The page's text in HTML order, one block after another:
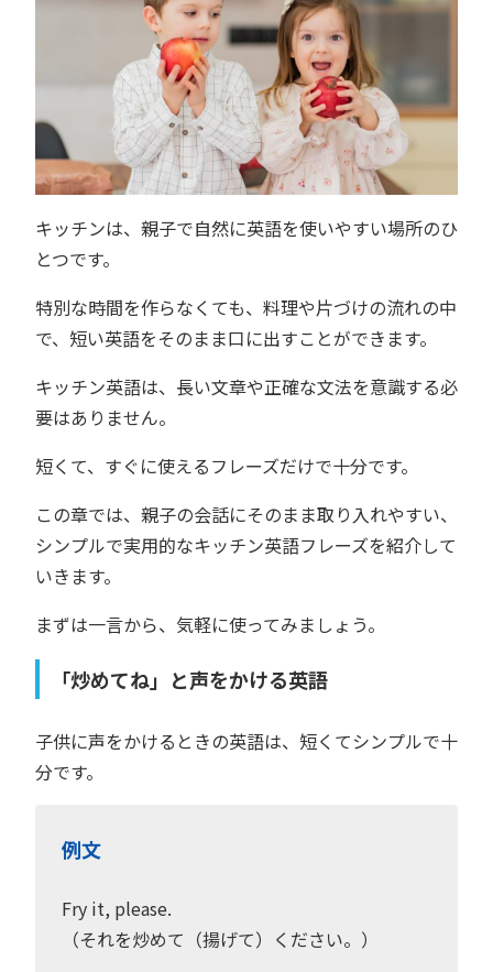
キッチンは、親子で自然に英語を使いやすい場所のひ
とつです。
特別な時間を作らなくても、料理や片づけの流れの中
で、短い英語をそのまま口に出すことができます。
キッチン英語は、長い文章や正確な文法を意識する必
要はありません。
短くて、すぐに使えるフレーズだけで十分です。
この章では、親子の会話にそのまま取り入れやすい、
シンプルで実用的なキッチン英語フレーズを紹介して
いきます。
まずは一言から、気軽に使ってみましょう。
「炒めてね」と声をかける英語
子供に声をかけるときの英語は、短くてシンプルで十
分です。
例文
Fry it, please.
（それを炒めて（揚げて）ください。）